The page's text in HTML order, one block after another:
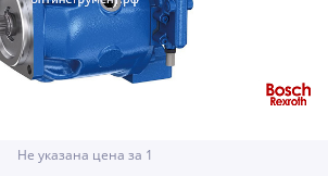
Не указана цена за 1